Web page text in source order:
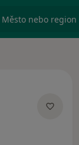
Město nebo region